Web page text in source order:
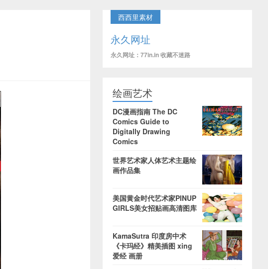
西西里素材
永久网址
永久网址：77in.in 收藏不迷路
绘画艺术
DC漫画指南 The DC
Comics Guide to
Digitally Drawing
Comics
世界艺术家人体艺术主题绘
画作品集
美国黄金时代艺术家PINUP
GIRLS美女招贴画高清图库
KamaSutra 印度房中术
《卡玛经》精美插图 xing
爱经 画册